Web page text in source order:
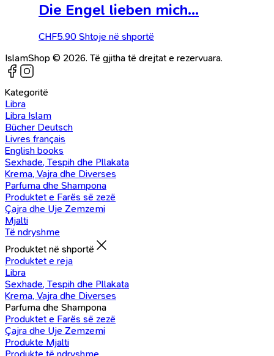
Die Engel lieben mich…
CHF5.90 Shtoje në shportë
IslamShop © 2026. Të gjitha të drejtat e rezervuara.
Kategoritë
Libra
Libra Islam
Bücher Deutsch
Livres français
English books
Sexhade, Tespih dhe Pllakata
Krema, Vajra dhe Diverses
Parfuma dhe Shampona
Produktet e Farës së zezë
Çajra dhe Uje Zemzemi
Mjalti
Të ndryshme
Produktet në shportë
Produktet e reja
Libra
Sexhade, Tespih dhe Pllakata
Krema, Vajra dhe Diverses
Parfuma dhe Shampona
Produktet e Farës së zezë
Çajra dhe Uje Zemzemi
Produkte Mjalti
Produkte të ndryshme